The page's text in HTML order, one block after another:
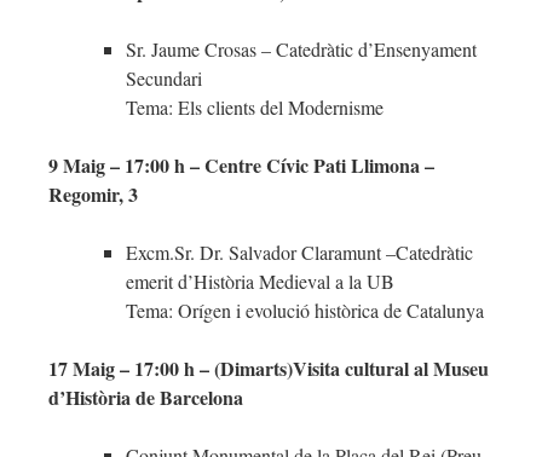
Sr. Jaume Crosas – Catedràtic d’Ensenyament
Secundari
Tema: Els clients del Modernisme
9 Maig – 17:00 h – Centre Cívic Pati Llimona –
Regomir, 3
Excm.Sr. Dr. Salvador Claramunt –Catedràtic
emerit d’Història Medieval a la UB
Tema: Orígen i evolució històrica de Catalunya
17 Maig – 17:00 h – (Dimarts)Visita cultural al Museu
d’Història de Barcelona